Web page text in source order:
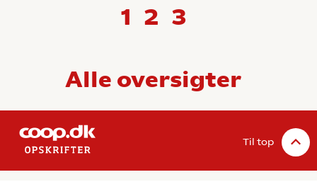
1 2 3
Alle oversigter
Til top